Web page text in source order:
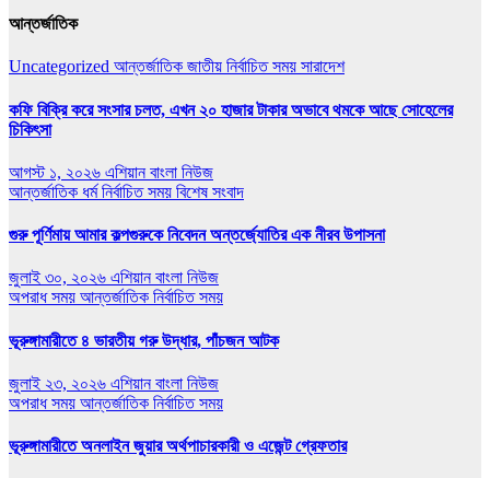
আন্তর্জাতিক
Uncategorized আন্তর্জাতিক জাতীয় নির্বাচিত সময় সারাদেশ
কফি বিক্রি করে সংসার চলত, এখন ২০ হাজার টাকার অভাবে থমকে আছে সোহেলের
চিকিৎসা
আগস্ট ১, ২০২৬ এশিয়ান বাংলা নিউজ
আন্তর্জাতিক ধর্মনির্বাচিত সময় বিশেষ সংবাদ
গুরু পূর্ণিমায় আমার কল্পগুরুকে নিবেদন অন্তর্জ্যোতির এক নীরব উপাসনা
জুলাই ৩০, ২০২৬ এশিয়ান বাংলা নিউজ
অপরাধ সময় আন্তর্জাতিক নির্বাচিত সময়
ভূরুঙ্গামারীতে ৪ ভারতীয় গরু উদ্ধার, পাঁচজন আটক
জুলাই ২৩, ২০২৬ এশিয়ান বাংলা নিউজ
অপরাধ সময় আন্তর্জাতিক নির্বাচিত সময়
ভূরুঙ্গামারীতে অনলাইন জুয়ার অর্থপাচারকারী ও এজেন্ট গ্রেফতার